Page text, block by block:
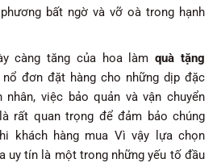
bất ngờ và vỡ oà trong hạnh
càng tăng của hoa làmquà tặng
đơn đặt hàng cho những dịp đặc
việc bảo quản và vận chuyển
rất quan trọng để đảm bảo chúng
khách hàng mua Vì vậy lựa chọn
uy tín là một trong những yếu tố đầu